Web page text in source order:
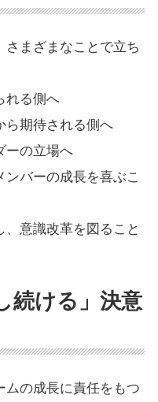
さまざまなことで立ち
れる側へ
ら期待される側へ
ーの立場へ
ンバーの成長を喜ぶこ
、意識改革を図ること
続ける」決意
ムの成長に責任をもつ